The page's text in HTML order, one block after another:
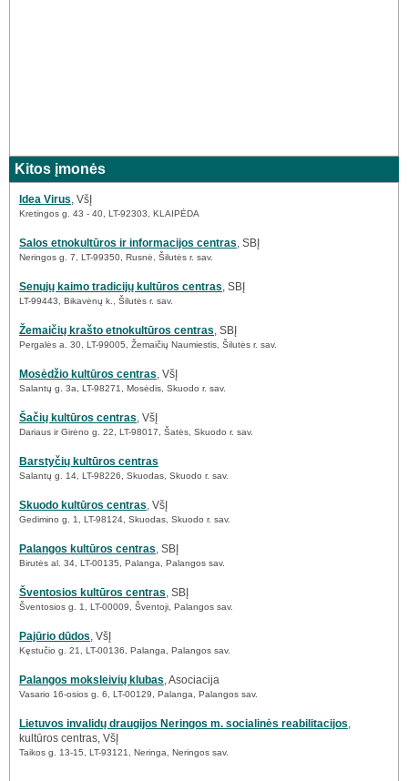
Kitos įmonės
Idea Virus, VšĮ
Kretingos g. 43 - 40, LT-92303, KLAIPĖDA
Salos etnokultūros ir informacijos centras, SBĮ
Neringos g. 7, LT-99350, Rusnė, Šilutės r. sav.
Senųjų kaimo tradicijų kultūros centras, SBĮ
LT-99443, Bikavėnų k., Šilutės r. sav.
Žemaičių krašto etnokultūros centras, SBĮ
Pergalės a. 30, LT-99005, Žemaičių Naumiestis, Šilutės r. sav.
Mosėdžio kultūros centras, VšĮ
Salantų g. 3a, LT-98271, Mosėdis, Skuodo r. sav.
Šačių kultūros centras, VšĮ
Dariaus ir Girėno g. 22, LT-98017, Šatės, Skuodo r. sav.
Barstyčių kultūros centras
Salantų g. 14, LT-98226, Skuodas, Skuodo r. sav.
Skuodo kultūros centras, VšĮ
Gedimino g. 1, LT-98124, Skuodas, Skuodo r. sav.
Palangos kultūros centras, SBĮ
Birutės al. 34, LT-00135, Palanga, Palangos sav.
Šventosios kultūros centras, SBĮ
Šventosios g. 1, LT-00009, Šventoji, Palangos sav.
Pajūrio dūdos, VšĮ
Kęstučio g. 21, LT-00136, Palanga, Palangos sav.
Palangos moksleivių klubas, Asociacija
Vasario 16-osios g. 6, LT-00129, Palanga, Palangos sav.
Lietuvos invalidų draugijos Neringos m. socialinės reabilitacijos,
kultūros centras, VšĮ
Taikos g. 13-15, LT-93121, Neringa, Neringos sav.